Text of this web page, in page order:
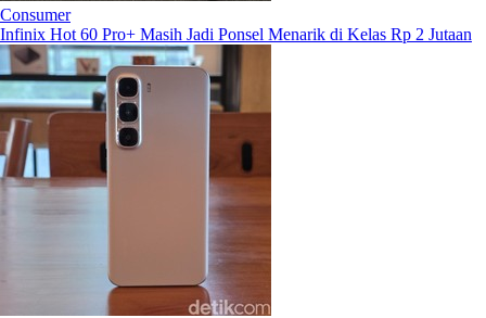
Consumer
Infinix Hot 60 Pro+ Masih Jadi Ponsel Menarik di Kelas Rp 2 Jutaan